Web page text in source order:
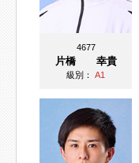
4677
片橋 幸貴
級別：A1